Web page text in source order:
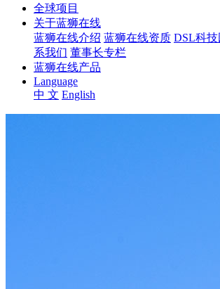
全球项目
关于蓝狮在线
蓝狮在线介绍 蓝狮在线资质 DSL科技
系我们 董事长专栏
蓝狮在线产品
Language
中 文 English